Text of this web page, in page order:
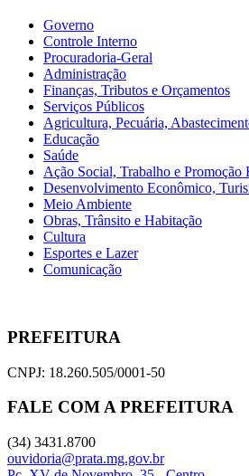
Governo
Controle Interno
Procuradoria-Geral
Administração
Finanças, Tributos e Orçamentos
Serviços Públicos
Agricultura, Pecuária,
Educação
Saúde
Ação Social, Trabalho e Promoção
Desenvolvimento Econômico,
Meio Ambiente
Obras, Trânsito e Habitação
Cultura
Esportes e Lazer
Comunicação
PREFEITURA
CNPJ: 18.260.505/0001-50
FALE COM A PREFEITURA
(34) 3431.8700
ouvidoria@prata.mg.gov.br